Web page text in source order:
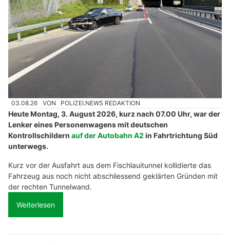
03.08.26 VON POLIZEI.NEWS REDAKTION
Heute Montag, 3. August 2026, kurz nach 07.00 Uhr, war der
Lenker eines Personenwagens mit deutschen
Kontrollschildern auf der Autobahn A2 in Fahrtrichtung Süd
unterwegs.
Kurz vor der Ausfahrt aus dem Fischlauitunnel kollidierte das
Fahrzeug aus noch nicht abschliessend geklärten Gründen mit
der rechten Tunnelwand.
Weiterlesen